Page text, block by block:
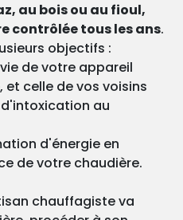
au bois ou au fioul,
contrôlée tous les ans.
objectifs :
de votre appareil
celle de vos voisins
au
d'énergie en
de votre chaudière.
chauffagiste va